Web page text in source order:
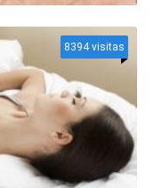
8394 visitas